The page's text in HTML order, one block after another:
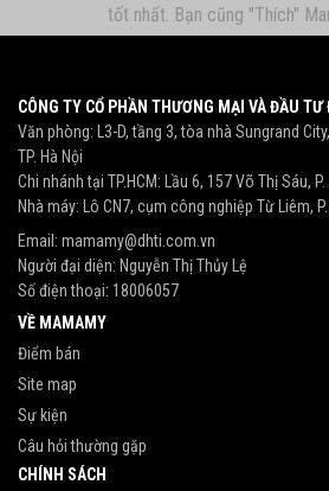
tốt nhất. Bạn cũng "Thích"
CÔNG TY CỔ PHẦN THƯƠNG MẠI VÀ ĐẦU TƯ
Văn phòng: L3-D, tầng 3, tòa nhà Sungrand
TP. Hà Nội
Chi nhánh tại TP.HCM: Lầu 6, 157 Võ Thị Sáu,
Nhà máy: Lô CN7, cụm công nghiệp Từ Liêm,
Email: mamamy@dhti.com.vn
Người đại diện: Nguyễn Thị Thủy Lệ
Số điện thoại: 18006057
VỀ MAMAMY
Điểm bán
Site map
Sự kiện
Câu hỏi thường gặp
CHÍNH SÁCH